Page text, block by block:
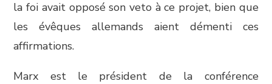
la foi avait opposé son veto à ce projet, bien que
les évêques allemands aient démenti ces
affirmations.
Marx est le président de la conférence